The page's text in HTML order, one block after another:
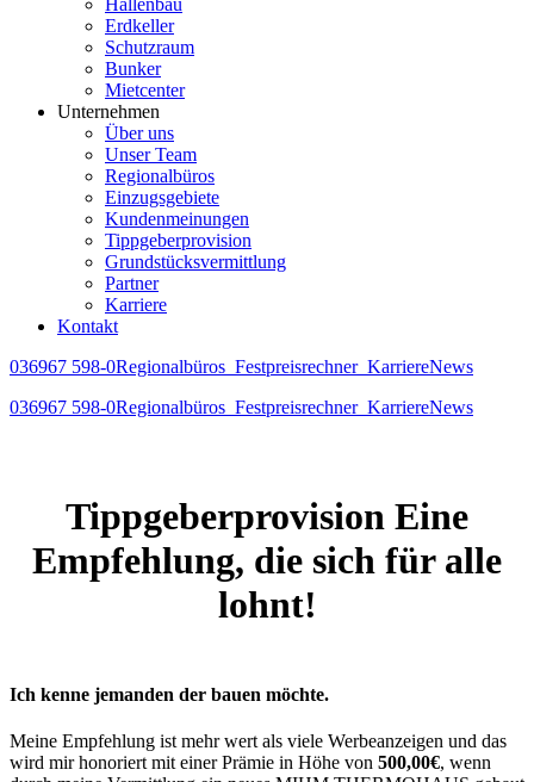
Hallenbau
Erdkeller
Schutzraum
Bunker
Mietcenter
Unternehmen
Über uns
Unser Team
Regionalbüros
Einzugsgebiete
Kundenmeinungen
Tippgeberprovision
Grundstücksvermittlung
Partner
Karriere
Kontakt
036967 598-0Regionalbüros Festpreisrechner KarriereNews
036967 598-0Regionalbüros Festpreisrechner KarriereNews
Tippgeberprovision Eine
Empfehlung, die sich für alle
lohnt!
Ich kenne jemanden der bauen möchte.
Meine Empfehlung ist mehr wert als viele Werbeanzeigen und das
wird mir honoriert mit einer Prämie in Höhe von 500,00€, wenn